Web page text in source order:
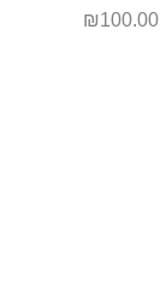
₪100.00